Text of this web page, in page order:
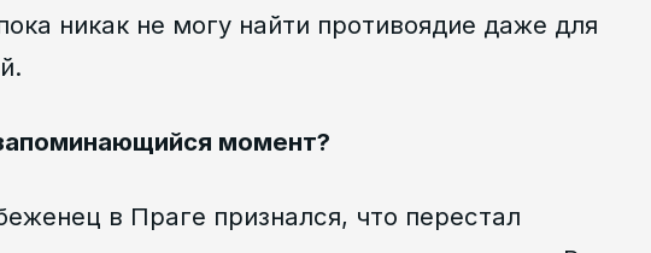
никак не могу найти противоядие даже для
момент?
в Праге признался, что перестал